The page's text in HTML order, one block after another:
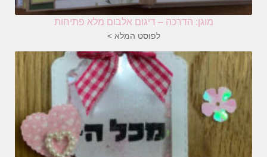
מוגן: הדרכה – דיגום אלבום מלא פתיחות
לפוסט המלא >